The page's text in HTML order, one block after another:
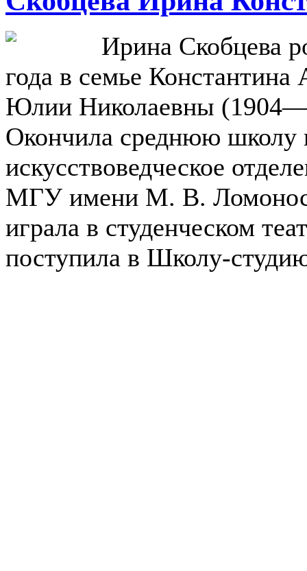
Ирина Скобцева
года в семье
Юлии Николаевны
Окончила среднюю школу
искусствоведческое
МГУ имени М. В.
играла в студенческом
поступила в Школу-